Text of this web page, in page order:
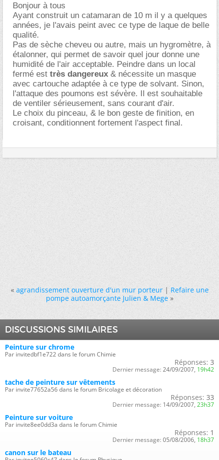
Bonjour à tous
Ayant construit un catamaran de 10 m il y a quelques
années, je l'avais peint avec ce type de laque de belle
qualité.
Pas de sèche cheveu ou autre, mais un hygromètre, à
étalonner, qui permet de savoir quel jour donne une
humidité de l'air acceptable. Peindre dans un local
fermé est très dangereux & nécessite un masque
avec cartouche adaptée à ce type de solvant. Sinon,
l'attaque des poumons est sévère. Il est souhaitable
de ventiler sérieusement, sans courant d'air.
Le choix du pinceau, & le bon geste de finition, en
croisant, conditionnent fortement l'aspect final.
« agrandissement ouverture d'un mur porteur|Refaire une
pompe autoamorçante Julien & Mege »
DISCUSSIONS SIMILAIRES
Peinture sur chrome
Par invitedbf1e722 dans le forum Chimie
Réponses: 3
Dernier message: 24/09/2007, 19h42
tache de peinture sur vêtements
Par invite77652a56 dans le forum Bricolage et décoration
Réponses: 33
Dernier message: 14/09/2007, 23h37
Peinture sur voiture
Par invite8ee0dd3a dans le forum Chimie
Réponses: 1
Dernier message: 05/08/2006, 18h37
canon sur le bateau